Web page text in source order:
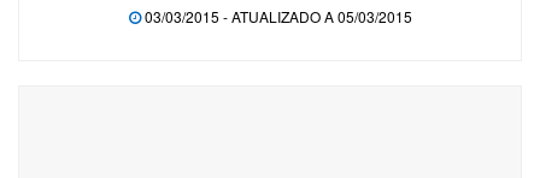
03/03/2015 - ATUALIZADO A 05/03/2015